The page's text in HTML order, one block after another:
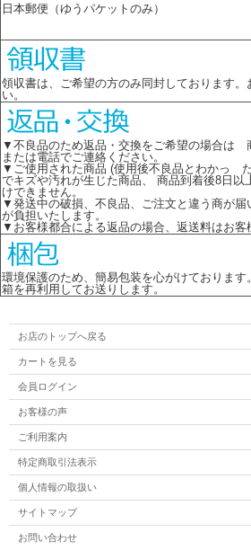
日本郵便（ゆうパケットのみ）
領収書は、ご希望の方のみ同封しております。
い。
▼不良品のため返品・交換をご希望の場合は
または電話でご連絡ください。
▼ご使用された商品 (使用後不良品とわかっ
でキズや汚れが生じた商品、 商品到着後8日以
けできません。
▼発送中の破損、不良品、ご注文と違う商が届
が負担いたします。
▼お客様都合による返品の場合、返送料はお客
環境保護のため、簡易包装を心がけておりま
箱を再利用してお送りします。
お店のトップへ戻る
カートを見る
会員ログイン
お客様の声
ご利用案内
特定商取引法表示
個人情報の取扱い
サイトマップ
お問い合わせ